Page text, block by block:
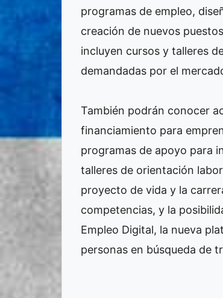
programas de empleo,
creación de nuevos
incluyen cursos y talleres
demandadas por el
También podrán conocer
financiamiento para
programas de apoyo para
talleres de orientación
proyecto de vida y la
competencias, y la
Empleo Digital, la nueva
personas en búsqueda de